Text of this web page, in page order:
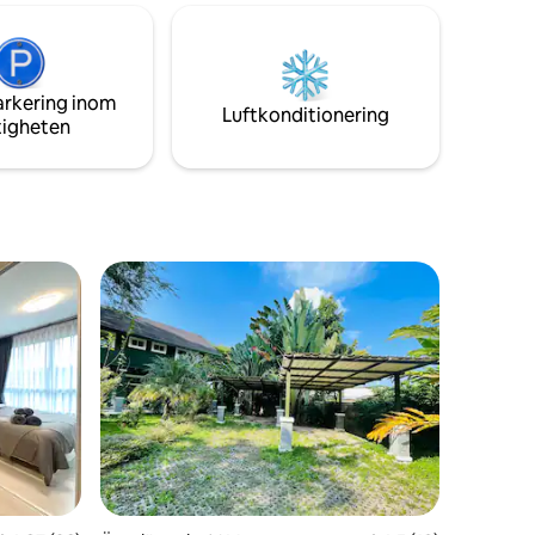
och
behandlar dig på samma sätt när du bor
varje dag! Det ska bli kul att ses snart.🙏
inom
Luftkonditionering